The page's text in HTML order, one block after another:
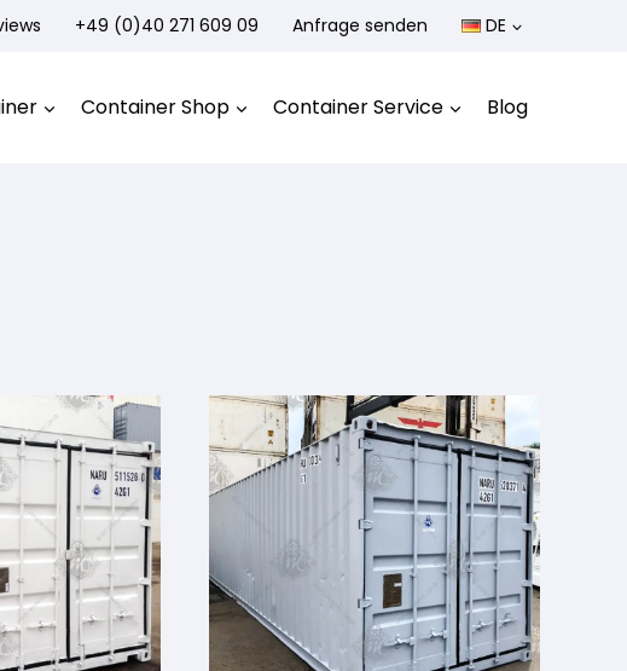
+49 (0)40 271 609 09 Anfrage senden DE
Container Shop Container Service Blog